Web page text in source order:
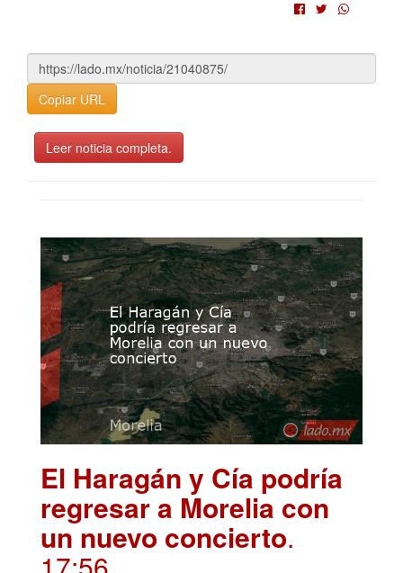
Copiar URL
Leer noticia completa.
El Haragán y Cía podría
regresar a Morelia con
un nuevo concierto.